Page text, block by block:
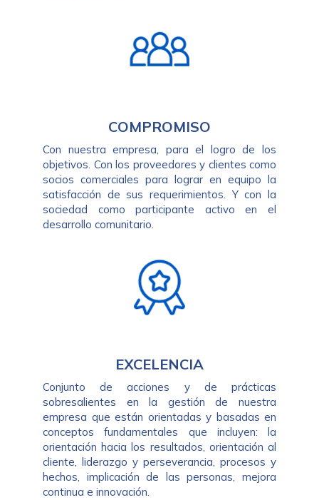
COMPROMISO
Con nuestra empresa, para el logro de los
objetivos. Con los proveedores y clientes como
socios comerciales para lograr en equipo la
satisfacción de sus requerimientos. Y con la
sociedad como participante activo en el
desarrollo comunitario.
EXCELENCIA
Conjunto de acciones y de prácticas
sobresalientes en la gestión de nuestra
empresa que están orientadas y basadas en
conceptos fundamentales que incluyen: la
orientación hacia los resultados, orientación al
cliente, liderazgo y perseverancia, procesos y
hechos, implicación de las personas, mejora
continua e innovación.